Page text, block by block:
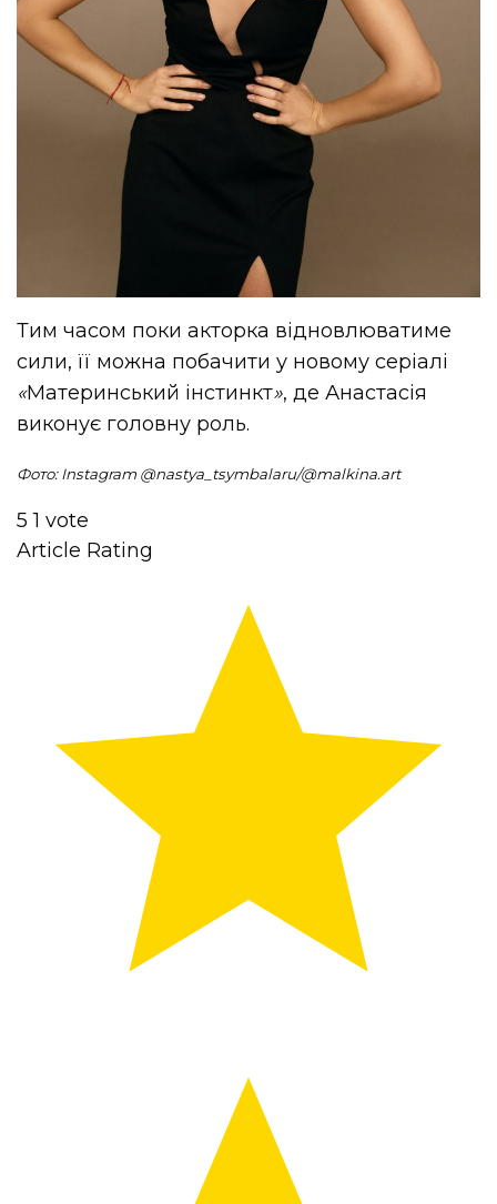
Тим часом поки акторка відновлюватиме
сили, її можна побачити у новому серіалі
«Материнський інстинкт», де Анастасія
виконує головну роль.
Фото: Instagram @nastya_tsymbalaru/@malkina.art
5 1 vote
Article Rating